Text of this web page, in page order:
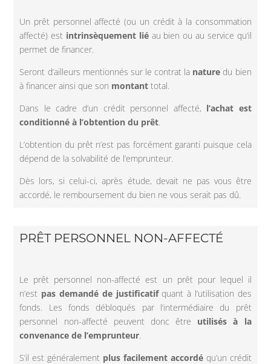
Un prêt personnel affecté (ou un crédit à la consommation
affecté) est intrinsèquement liéau bien ou au service qu’il
permet de financer.
Seront d’ailleurs mentionnés sur le contrat la nature du bien
à financer ainsi que son montant total.
Dans le cadre d’un crédit personnel affecté, l’achat est
conditionné à l’obtention du prêt.
L’obtention du prêt n’est pas forcément garanti puisque cela
dépend de la solvabilité de l’emprunteur.
Dès lors, si celui-ci, après étude, devait ne pas vous être
accordé, le remboursement du bien ne vous serait pas dû.
PRÊT PERSONNEL NON-AFFECTÉ
Le prêt personnel non-affecté est un prêt pour lequel il
n’est pas demandé de justificatifquant à l’utilisation des
fonds. Les fonds débloqués par l’intermédiaire du prêt
personnel non-affecté peuvent donc être utilisés à la
convenance de l’emprunteur.
S’il est généralement plus facilement accordéqu’un crédit